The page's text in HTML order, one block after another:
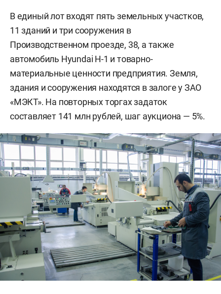
В единый лот входят пять земельных участков,
11 зданий и три сооружения в
Производственном проезде, 38, а также
автомобиль Hyundai H-1 и товарно-
материальные ценности предприятия. Земля,
здания и сооружения находятся в залоге у ЗАО
«МЭКТ». На повторных торгах задаток
составляет 141 млн рублей, шаг аукциона — 5%.